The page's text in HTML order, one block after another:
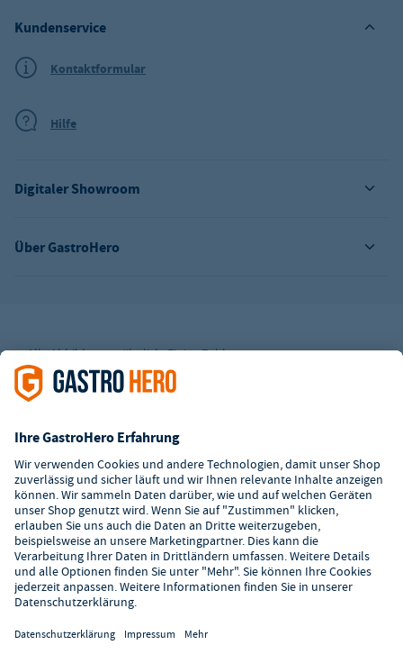
Über GastroHero
Digitaler Showroom
Kundenservice
Kontaktformular
Hilfe
Alle Abbildungen ähnlich. Einige Zahlungsarten
könnenZusatzkostenverursachen.
² Unverbindl. Preisempfehlung des Herstellers
i.H.v. 7,90€ (zzgl. Mwst.)
**Die Tiefpreisgarantie ist nicht mit anderen Aktionen oder
Rabatten kombinierbar.
© 2026 GastroHero - Gastronomiebedarf -